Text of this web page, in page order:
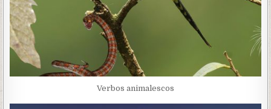
Verbos animalescos